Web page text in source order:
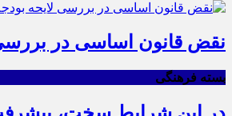
نقض قانون اساسی در
بسته فرهنگی